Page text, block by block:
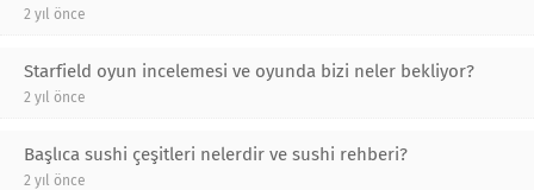
2 yıl önce
Starfield oyun incelemesi ve oyunda bizi neler bekliyor?
2 yıl önce
Başlıca sushi çeşitleri nelerdir ve sushi rehberi?
2 yıl önce